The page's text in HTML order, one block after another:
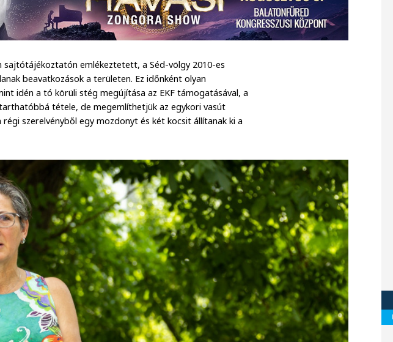
sajtótájékoztatón emlékeztetett, a Séd-völgy 2010-es
beavatkozások a területen. Ez időnként olyan
idén a tó körüli stég megújítása az EKF támogatásával, a
tétele, de megemlíthetjük az egykori vasút
szerelvényből egy mozdonyt és két kocsit állítanak ki a